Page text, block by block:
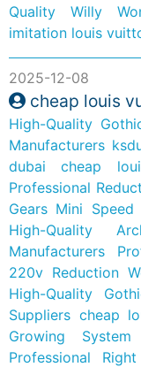
Quality Willy
imitation louis
2025-12-08
cheap louis
High-Quality
Manufacturers
dubai
cheap
Professional
Gears Mini
High-Quality
Manufacturers
220v Reduction
High-Quality
Suppliers cheap
Growing
Professional